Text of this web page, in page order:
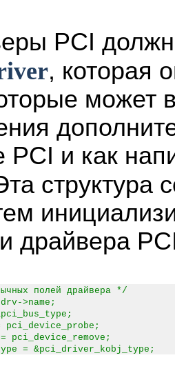
PCI
, которая
может
PCI и как
структура
драйвера
полей драйвера */
>name;
pci_device_remove;
= &pci_driver_kobj_type;